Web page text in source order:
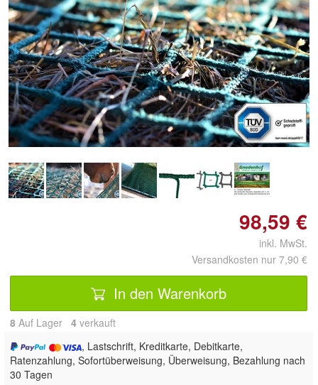
Doppelt antippen zum
vergrößern
98,59 €
inkl. MwSt.
Versandkosten nur 7,90 €
In den Warenkorb
8 Auf Lager 4 verkauft
, Lastschrift, Kreditkarte, Debitkarte,
Ratenzahlung, Sofortüberweisung, Überweisung, Bezahlung nach
30 Tagen